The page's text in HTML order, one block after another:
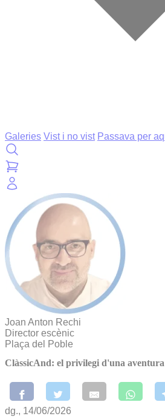
Galeries Vist i no vist Passava per
Joan Anton Rechi
Director escènic
Plaça del Poble
ClàssicAnd: el privilegi d'una
dg., 14/06/2026